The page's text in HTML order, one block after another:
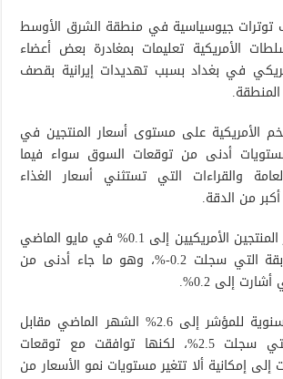
توترات جيوسياسية في منطقة الشرق الأوسط
الأمريكية تعليمات بمغادرة بعض أعضاء
في بغداد بسبب تهديدات إيرانية بقصف
الأمريكية على مستوى أسعار المنتجين في
مستويات أدنى من توقعات السوق سواء فيما
والقراءات التي تستثني أسعار الغذاء
من الدقة.
وارتفع مؤشر أسعار المنتجين الأمريكيين إلى 0.1% في مايو الماضي
مقابل القراءة السابقة التي سجلت 0.2-%، وهو ما جاء أدنى من
إلى 0.2%.
وارتفعت القراءة السنوية للمؤشر إلى 2.6% الشهر الماضي مقابل
القراءة السابقة التي سجلت 2.5%، لكنها توافقت مع توقعات
إمكانية ألا تتغير مستويات نمو الأسعار من